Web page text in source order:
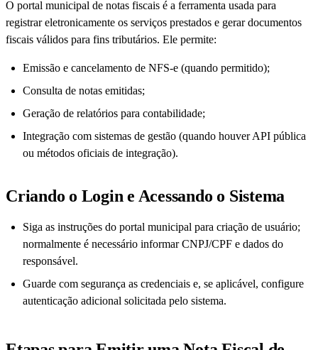
O portal municipal de notas fiscais é a ferramenta usada para
registrar eletronicamente os serviços prestados e gerar documentos
fiscais válidos para fins tributários. Ele permite:
Emissão e cancelamento de NFS-e (quando permitido);
Consulta de notas emitidas;
Geração de relatórios para contabilidade;
Integração com sistemas de gestão (quando houver API pública
ou métodos oficiais de integração).
Criando o Login e Acessando o Sistema
Siga as instruções do portal municipal para criação de usuário;
normalmente é necessário informar CNPJ/CPF e dados do
responsável.
Guarde com segurança as credenciais e, se aplicável, configure
autenticação adicional solicitada pelo sistema.